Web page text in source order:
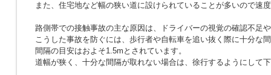
また、住宅地など幅の狭い道に設けられていることが多いので速
路側帯での接触事故の主な原因は、ドライバーの視覚の確認不足
こうした事故を防ぐには、歩行者や自転車を追い抜く際に十分な
間隔の目安はおよそ1.5mとされています。
道幅が狭く、十分な間隔が取れない場合は、徐行するようにして